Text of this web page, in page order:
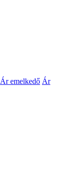
Ár emelkedő Ár